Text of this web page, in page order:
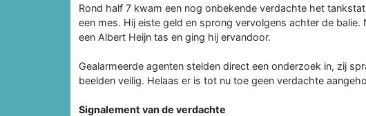
Rond half 7 kwam een nog onbekende verdachte het
een mes. Hij eiste geld en sprong vervolgens achter de
een Albert Heijn tas en ging hij ervandoor.
Gealarmeerde agenten stelden direct een onderzoek in, zij
beelden veilig. Helaas er is tot nu toe geen verdachte
Signalement van de verdachte